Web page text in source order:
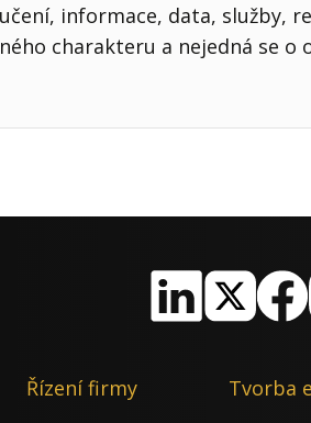
informace, data, služby,
charakteru a nejedná se
Řízení firmy Tvorba